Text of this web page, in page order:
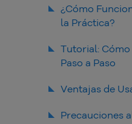
atraer
oportunidades
el GitHub
¿Cómo
la Práctica?
Análisa el
GitHub o del
base en IA
publicar
Tutorial:
Paso a Paso
1. Accese al
registro
2. Autorice el
Ventajas de
Agilidad en la
Precauciones